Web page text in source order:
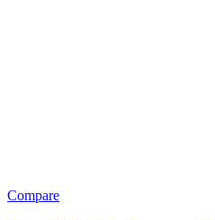
Compare